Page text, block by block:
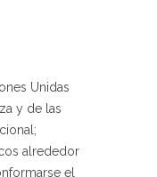
Unidas
y de las
alrededor
el